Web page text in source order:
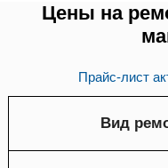
Цены на
Прайс-лист
Вид